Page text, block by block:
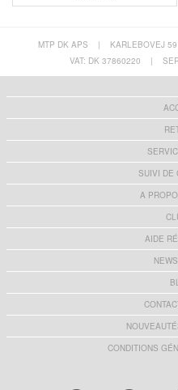
MTP DK APS | KARLEBOVEJ 59
VAT: DK 37860220
|
SUIVI DE
A
AIDE
CONDITIONS